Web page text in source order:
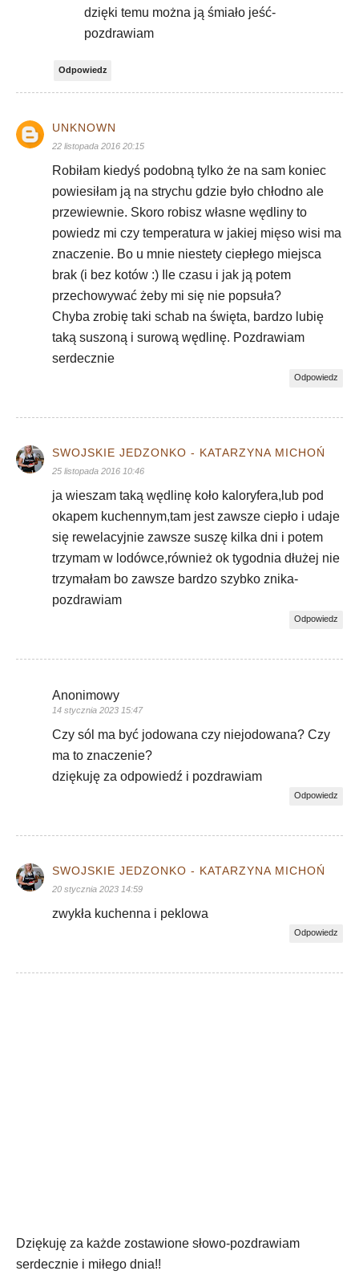
dzięki temu można ją śmiało jeść-
pozdrawiam
Odpowiedz
UNKNOWN
22 listopada 2016 20:15
Robiłam kiedyś podobną tylko że na sam koniec
powiesiłam ją na strychu gdzie było chłodno ale
przewiewnie. Skoro robisz własne wędliny to
powiedz mi czy temperatura w jakiej mięso wisi ma
znaczenie. Bo u mnie niestety ciepłego miejsca
brak (i bez kotów :) Ile czasu i jak ją potem
przechowywać żeby mi się nie popsuła?
Chyba zrobię taki schab na święta, bardzo lubię
taką suszoną i surową wędlinę. Pozdrawiam
serdecznie
Odpowiedz
SWOJSKIE JEDZONKO - KATARZYNA MICHOŃ
25 listopada 2016 10:46
ja wieszam taką wędlinę koło kaloryfera,lub pod
okapem kuchennym,tam jest zawsze ciepło i udaje
się rewelacyjnie zawsze suszę kilka dni i potem
trzymam w lodówce,również ok tygodnia dłużej nie
trzymałam bo zawsze bardzo szybko znika-
pozdrawiam
Odpowiedz
Anonimowy
14 stycznia 2023 15:47
Czy sól ma być jodowana czy niejodowana? Czy
ma to znaczenie?
dziękuję za odpowiedź i pozdrawiam
Odpowiedz
SWOJSKIE JEDZONKO - KATARZYNA MICHOŃ
20 stycznia 2023 14:59
zwykła kuchenna i peklowa
Odpowiedz
Dziękuję za każde zostawione słowo-pozdrawiam
serdecznie i miłego dnia!!